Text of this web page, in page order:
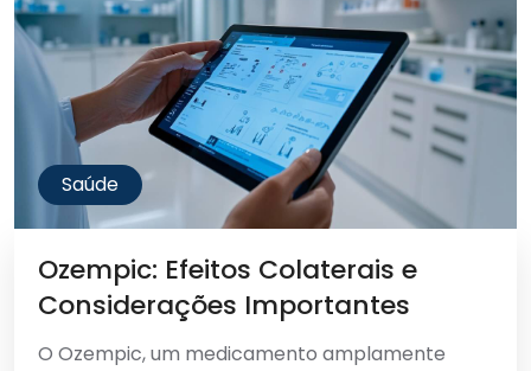
Saúde
Ozempic: Efeitos Colaterais e
Considerações Importantes
O Ozempic, um medicamento amplamente